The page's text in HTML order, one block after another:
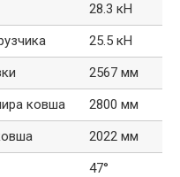
28.3 кН
25.5 кН
2567 мм
ковша
2800 мм
2022 мм
47°